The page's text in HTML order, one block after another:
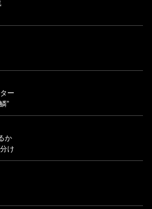
ー
”
か
け